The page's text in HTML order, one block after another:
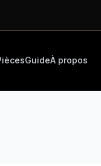
GuideÀ propos